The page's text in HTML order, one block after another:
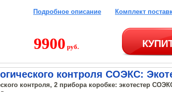
Подробное описание Комплект
9900 руб.
контроля СОЭКС:
контроля, 2 прибора коробке: экотестер